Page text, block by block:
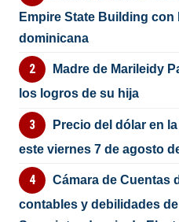
Empire State Building
dominicana
Madre de Marileidy
los logros de su hija
Precio del dólar en
este viernes 7 de agosto
Cámara de Cuentas
contables y debilidades